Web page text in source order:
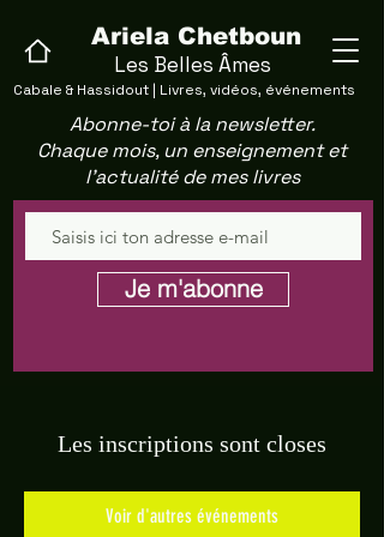
Cabale & Hassidout | Livres, vidéos, événements
Ariela Chetboun
Les Belles Âmes
Abonne-toi à la newsletter.
Chaque mois, un enseignement et
l'actualité de mes livres
Je m'abonne
Les inscriptions sont closes
Voir d'autres événements